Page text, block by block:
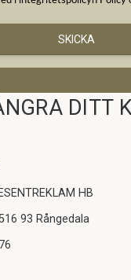
SKICKA
DITT
HB
93 Rångedala